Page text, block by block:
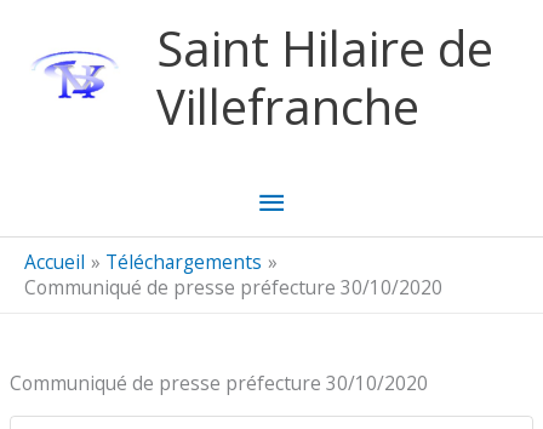
Saint Hilaire de
Villefranche
Menu
principal
Accueil
Téléchargements
Communiqué de presse préfecture 30/10/2020
Communiqué de presse préfecture 30/10/2020